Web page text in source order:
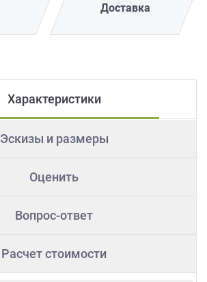
Доставка
Характеристики
Эскизы и размеры
Оценить
Вопрос-ответ
Расчет стоимости